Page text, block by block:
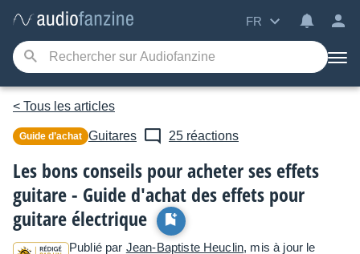
FR
< Tous les articles
Guide d’achat Guitares 25 réactions
Les bons conseils pour acheter ses effets
guitare - Guide d'achat des effets pour
guitare électrique
Publié par Jean-Baptiste Heuclin, mis à jour le